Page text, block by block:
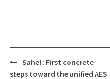
Post
navigation
Sahel : First concrete
steps toward the unified AES